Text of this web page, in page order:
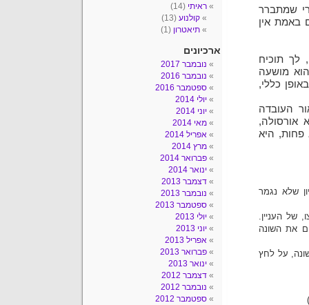
שמתברר
באמת אין
, לך תוכיח
מושעה
כללי,
העובדה
אורסולה,
פחות, היא
שלא נגמר
של העניין.
את השונה
על לחץ
ראיתי (14)
קולנוע (13)
תיאטרון (1)
ארכיונים
נובמבר 2017
נובמבר 2016
ספטמבר 2016
יולי 2014
יוני 2014
מאי 2014
אפריל 2014
מרץ 2014
פברואר 2014
ינואר 2014
דצמבר 2013
נובמבר 2013
ספטמבר 2013
יולי 2013
יוני 2013
אפריל 2013
פברואר 2013
ינואר 2013
דצמבר 2012
נובמבר 2012
ספטמבר 2012